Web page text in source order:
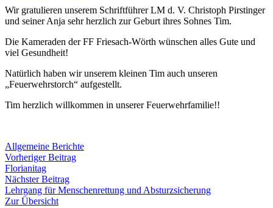
Wir gratulieren unserem Schriftführer LM d. V. Christoph Pirstinger
und seiner Anja sehr herzlich zur Geburt ihres Sohnes Tim.
Die Kameraden der FF Friesach-Wörth wünschen alles Gute und
viel Gesundheit!
Natürlich haben wir unserem kleinen Tim auch unseren
„Feuerwehrstorch“ aufgestellt.
Tim herzlich willkommen in unserer Feuerwehrfamilie!!
Allgemeine Berichte
Beitragsnavigation
Vorheriger BeitragVorheriger
Florianitag
Nächster BeitragNächster
Beitrag:
Lehrgang für Menschenrettung und Absturzsicherung
Zur Übersicht